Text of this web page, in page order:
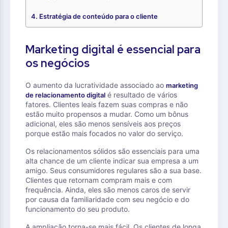
Estratégia de conteúdo para o cliente
Marketing digital é essencial para
os negócios
O aumento da lucratividade associado ao marketing
de relacionamento digital é resultado de vários
fatores. Clientes leais fazem suas compras e não
estão muito propensos a mudar. Como um bônus
adicional, eles são menos sensíveis aos preços
porque estão mais focados no valor do serviço.
Os relacionamentos sólidos são essenciais para uma
alta chance de um cliente indicar sua empresa a um
amigo. Seus consumidores regulares são a sua base.
Clientes que retornam compram mais e com
frequência. Ainda, eles são menos caros de servir
por causa da familiaridade com seu negócio e do
funcionamento do seu produto.